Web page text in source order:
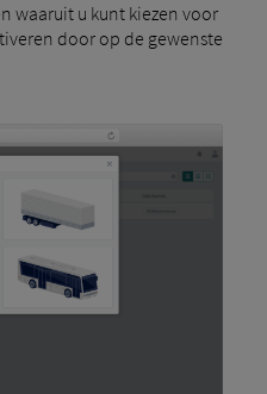
waaruit u kunt kiezen voor
door op de gewenste